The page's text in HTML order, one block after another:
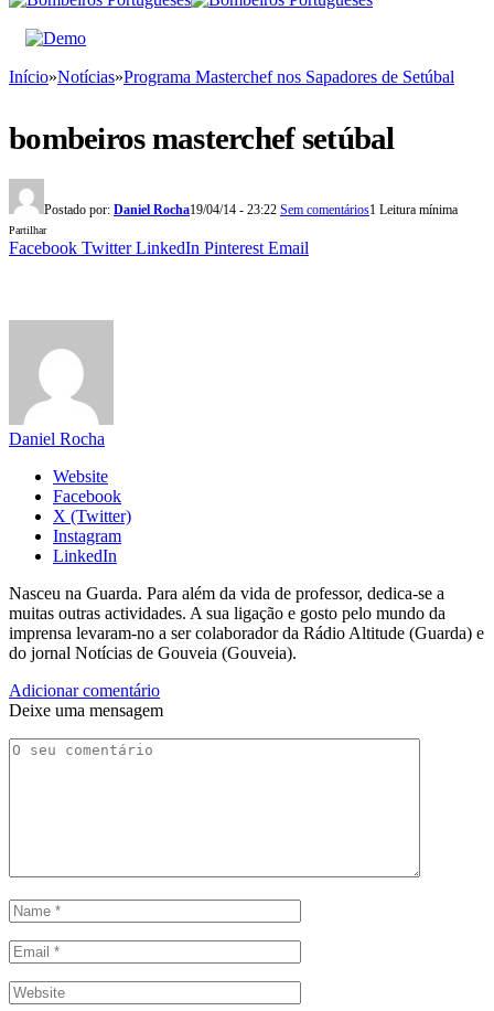
Início»Notícias»Programa Masterchef nos Sapadores de Setúbal
bombeiros masterchef setúbal
Postado por: Daniel Rocha19/04/14 - 23:22 Sem comentários1 Leitura mínima
Partilhar
Facebook Twitter LinkedIn Pinterest Email
Daniel Rocha
Website
Facebook
X (Twitter)
Instagram
LinkedIn
Nasceu na Guarda. Para além da vida de professor, dedica-se a
muitas outras actividades. A sua ligação e gosto pelo mundo da
imprensa levaram-no a ser colaborador da Rádio Altitude (Guarda) e
do jornal Notícias de Gouveia (Gouveia).
Adicionar comentário
Deixe uma mensagem